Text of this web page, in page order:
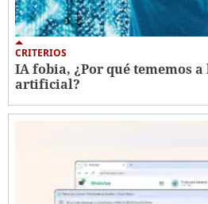
CRITERIOS
IA fobia, ¿Por qué tememos
artificial?